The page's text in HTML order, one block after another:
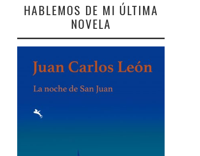
HABLEMOS DE MI ÚLTIMA
NOVELA